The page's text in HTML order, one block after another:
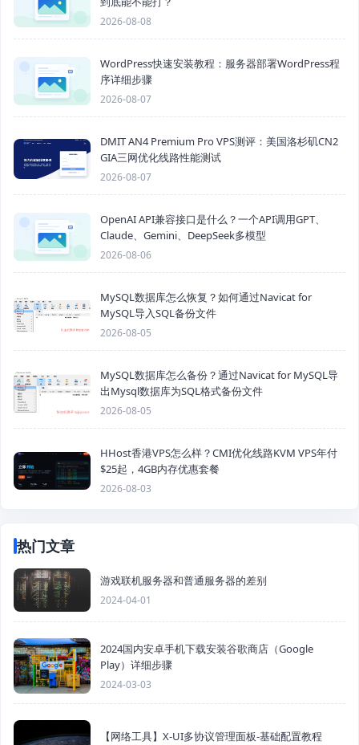
2026-08-08
WordPress快速安装教程：服务器部署WordPress程
序详细步骤
2026-08-07
DMIT AN4 Premium Pro VPS测评：美国洛杉矶CN2
GIA三网优化线路性能测试
2026-08-07
OpenAI API兼容接口是什么？一个API调用GPT、
Claude、Gemini、DeepSeek多模型
2026-08-06
MySQL数据库怎么恢复？如何通过Navicat for
MySQL导入SQL备份文件
2026-08-05
MySQL数据库怎么备份？通过Navicat for MySQL导
出Mysql数据库为SQL格式备份文件
2026-08-05
HHost香港VPS怎么样？CMI优化线路KVM VPS年付
$25起，4GB内存优惠套餐
2026-08-03
热门文章
游戏联机服务器和普通服务器的差别
2024-04-01
2024国内安卓手机下载安装谷歌商店（Google
Play）详细步骤
2024-03-03
【网络工具】X-UI多协议管理面板-基础配置教程